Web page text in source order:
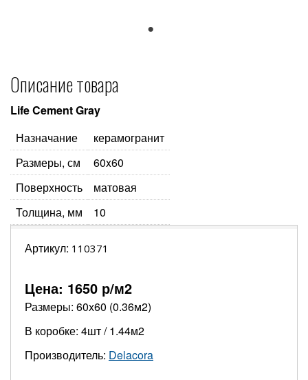
Описание товара
Life Cement Gray
Назначание
керамогранит
Размеры, см
60x60
Поверхность
матовая
Толщина, мм
10
Артикул: 110371
Цена: 1650 р/м2
Размеры: 60х60 (0.36м2)
В коробке: 4шт / 1.44м2
Производитель: Delacora